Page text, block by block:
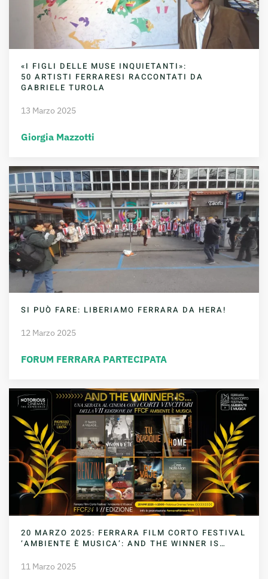
«I FIGLI DELLE MUSE INQUIETANTI»:
50 ARTISTI FERRARESI RACCONTATI DA
GABRIELE TUROLA
13 Marzo 2025
Giorgia Mazzotti
SI PUÒ FARE: LIBERIAMO FERRARA DA HERA!
12 Marzo 2025
FORUM FERRARA PARTECIPATA
20 MARZO 2025: FERRARA FILM CORTO FESTIVAL
‘AMBIENTE È MUSICA’: AND THE WINNER IS…
11 Marzo 2025